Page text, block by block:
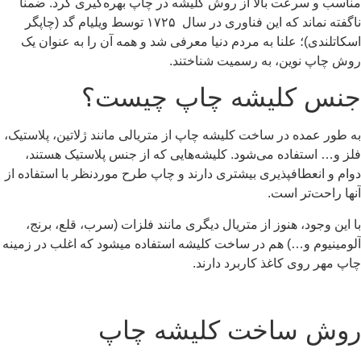
ناگفته نماند که این فناوری در سال ۱۷۲۵ توسط ویلیام گد (چاپگر
اسکاتلندی)؛ علنا به مردم دنیا معرفی شد و همه آن را به عنوان یک
روش چاپ نوین، به رسمیت شناختند.
جنس کلیشه چاپ چیست؟
به طور عمده در ساخت کلیشه چاپ از متریالی مانند ژلاتین، پلاستیک،
فلز و… استفاده می‌شود. کلیشه‌هایی که از جنس پلاستیک هستند،
دوام و انعطافپذیری بیشتری دارند و چاپ طرح موردنظر با استفاده از
آنها راحت‌تر است.
با این وجود، هنوز از متریال دیگری مانند فلزات (سرب، قلع، برنج،
آلومینیوم و…) هم در ساخت کلیشه استفاده میشود که اغلب در زمینه
چاپ مهر روی کاغذ کاربرد دارند.
روش ساخت کلیشه چاپ